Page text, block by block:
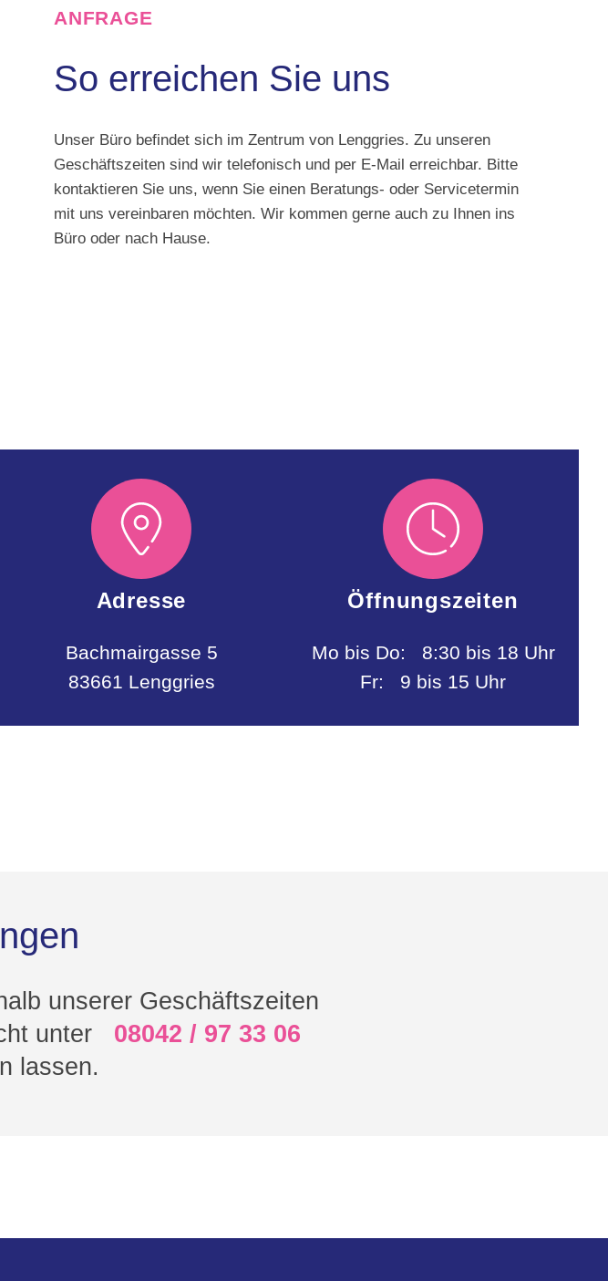
ANFRAGE
So erreichen Sie uns
Unser Büro befindet sich im Zentrum von Lenggries. Zu unseren
Geschäftszeiten sind wir telefonisch und per E-Mail erreichbar. Bitte
kontaktieren Sie uns, wenn Sie einen Beratungs- oder Servicetermin
mit uns vereinbaren möchten. Wir kommen gerne auch zu Ihnen ins
Büro oder nach Hause.
Adresse
Bachmairgasse 5
83661 Lenggries
Öffnungszeiten
Mo bis Do: 8:30 bis 18 Uhr
Fr: 9 bis 15 Uhr
unserer Geschäftszeiten
unter
08042 / 97 33 06
lassen.